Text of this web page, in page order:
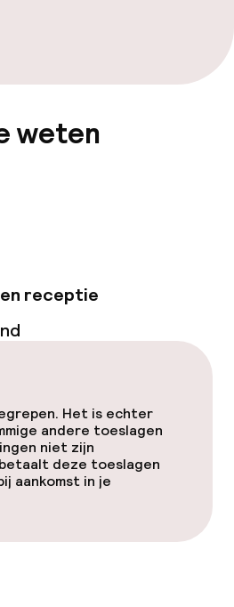
weten
receptie
Het is echter
andere toeslagen
niet zijn
deze toeslagen
aankomst in je